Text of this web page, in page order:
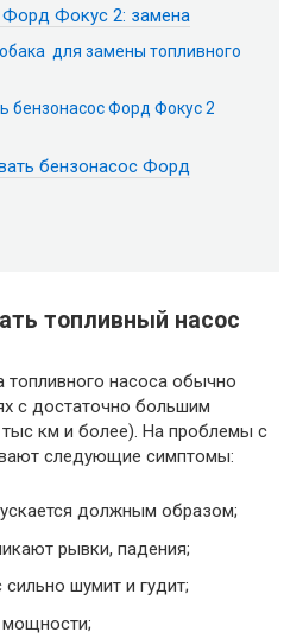
Фокус 2: замена
для замены топливного
бензонасос Форд Фокус 2
бензонасос Форд
топливный насос
насоса обычно
с достаточно большим
км и более). На проблемы с
следующие симптомы:
должным образом;
рывки, падения;
шумит и гудит;
мощности;